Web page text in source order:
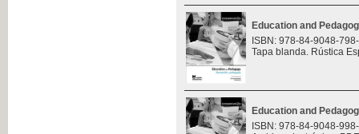
Education and
ISBN: 978-84-9048-
Tapa blanda. Rústica
Education and
ISBN: 978-84-9048-